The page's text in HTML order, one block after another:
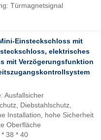
Türmagnetsignal
Einsteckschloss mit
elektrisches
mit Verzögerungsfunktion
Ausfallsicher
Diebstahlschutz,
Installation, hohe Sicherheit
Oberfläche
38 * 40